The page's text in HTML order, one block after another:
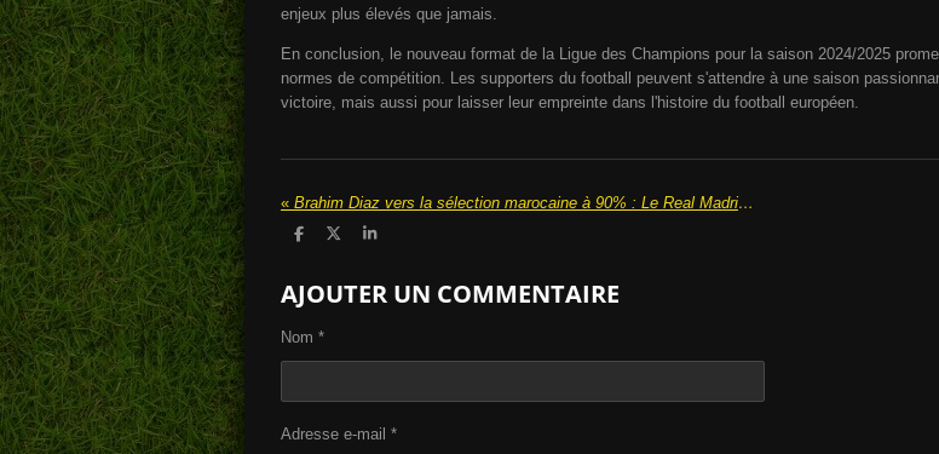
enjeux plus élevés que jamais.
En conclusion, le nouveau format de la Ligue des Champions pour la saison 2024/2025
normes de compétition. Les supporters du football peuvent s'attendre à une saison
victoire, mais aussi pour laisser leur empreinte dans l'histoire du football européen.
« Brahim Diaz vers la sélection marocaine à 90% : Le Real Madrid informé de sa pré-sélection
P
t
a
e
P
a
P
t
a
AJOUTER UN COMMENTAIRE
Nom *
Adresse e-mail *